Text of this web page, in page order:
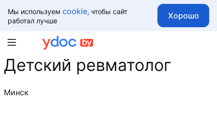
Мы используем cookie, чтобы сайт
работал лучше
Хорошо
Детский ревматолог
Минск